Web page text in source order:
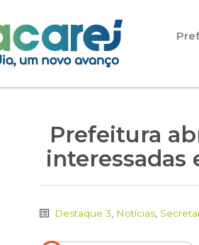
Prefeitura
interessadas
Destaque 3 Notícias